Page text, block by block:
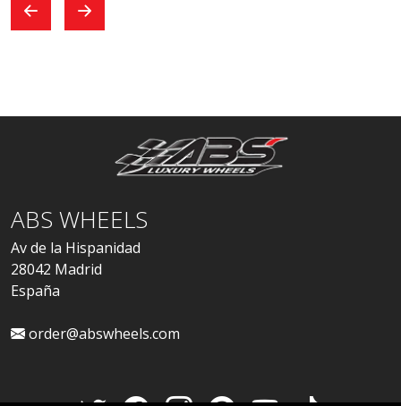
ABS WHEELS
Av de la Hispanidad
28042 Madrid
España
order@abswheels.com